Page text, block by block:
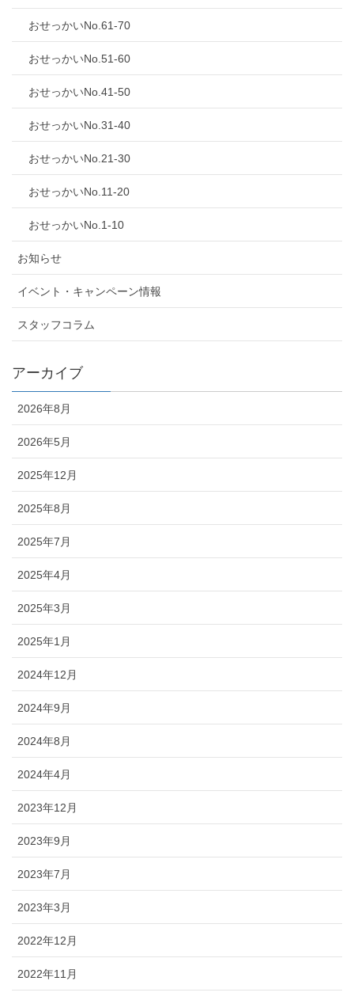
おせっかいNo.61-70
おせっかいNo.51-60
おせっかいNo.41-50
おせっかいNo.31-40
おせっかいNo.21-30
おせっかいNo.11-20
おせっかいNo.1-10
お知らせ
イベント・キャンペーン情報
スタッフコラム
アーカイブ
2026年8月
2026年5月
2025年12月
2025年8月
2025年7月
2025年4月
2025年3月
2025年1月
2024年12月
2024年9月
2024年8月
2024年4月
2023年12月
2023年9月
2023年7月
2023年3月
2022年12月
2022年11月